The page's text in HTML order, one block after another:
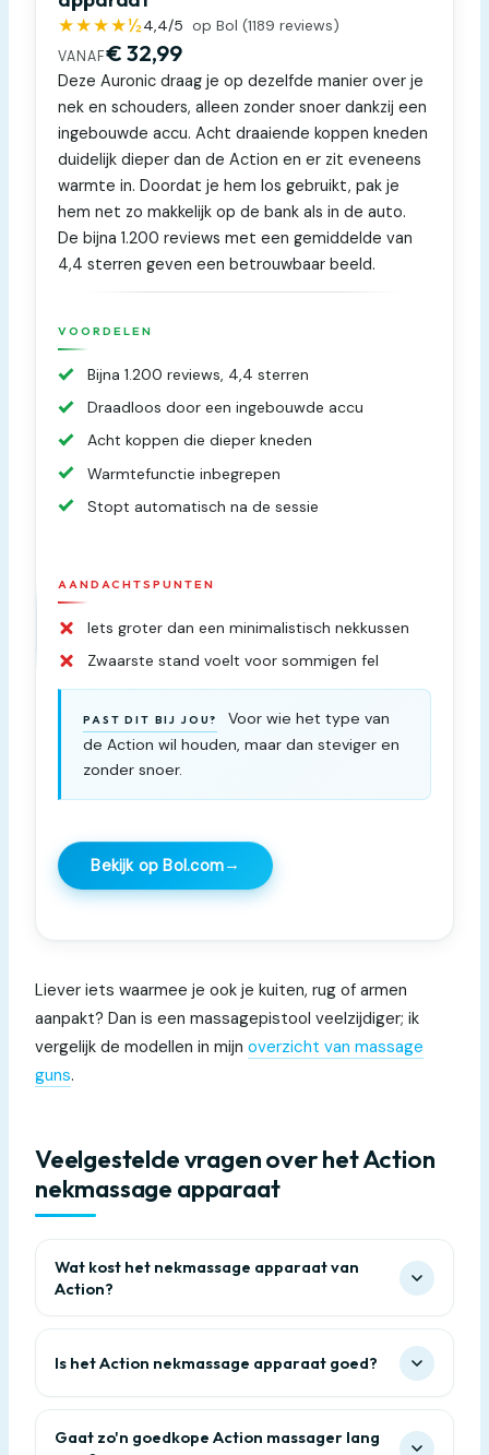
★★★★½4,4/5 op Bol (1189 reviews)
VANAF€ 32,99
Deze Auronic draag je op dezelfde manier over je
nek en schouders, alleen zonder snoer dankzij een
ingebouwde accu. Acht draaiende koppen kneden
duidelijk dieper dan de Action en er zit eveneens
warmte in. Doordat je hem los gebruikt, pak je
hem net zo makkelijk op de bank als in de auto.
De bijna 1.200 reviews met een gemiddelde van
4,4 sterren geven een betrouwbaar beeld.
VOORDELEN
Bijna 1.200 reviews, 4,4 sterren
Draadloos door een ingebouwde accu
Acht koppen die dieper kneden
Warmtefunctie inbegrepen
Stopt automatisch na de sessie
AANDACHTSPUNTEN
Iets groter dan een minimalistisch nekkussen
Zwaarste stand voelt voor sommigen fel
PAST DIT BIJ JOU?
Voor wie het type van
de Action wil houden, maar dan steviger en
zonder snoer.
Bekijk op Bol.com→
Liever iets waarmee je ook je kuiten, rug of armen
aanpakt? Dan is een massagepistool veelzijdiger; ik
vergelijk de modellen in mijn overzicht van massage
guns.
Veelgestelde vragen over het Action
nekmassage apparaat
Wat kost het nekmassage apparaat van
Action?
Is het Action nekmassage apparaat goed?
Gaat zo'n goedkope Action massager lang